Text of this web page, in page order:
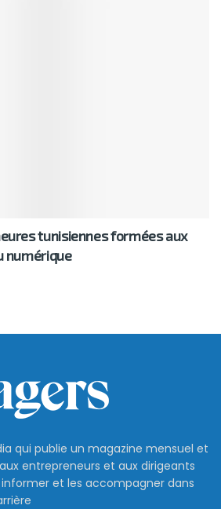
tunisiennes formées aux
numérique
qui publie un magazine mensuel et
entrepreneurs et aux dirigeants
informer et les accompagner dans